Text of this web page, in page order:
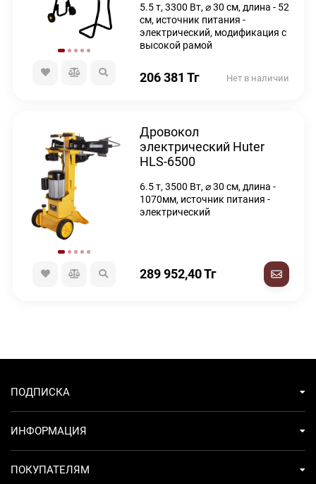
5.5 т, 3300 Вт, ⌀ 30 см, длина - 52
см, источник питания -
электрический, модификация с
высокой рамой
206 381 Тг Нет в наличии
Дровокол
электрический Huter
HLS-6500
6.5 т, 3500 Вт, ⌀ 30 см, длина -
1070мм, источник питания -
электрический
289 952,40Тг
ПОДПИСКА
ИНФОРМАЦИЯ
ПОКУПАТЕЛЯМ